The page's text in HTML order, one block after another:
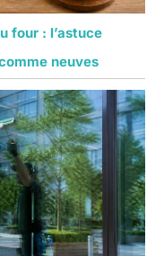
four : l’astuce
neuves